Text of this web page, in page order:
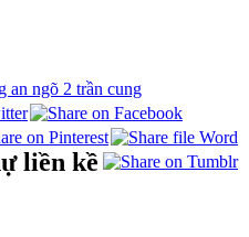
an ngõ 2 trần cung
liền kề